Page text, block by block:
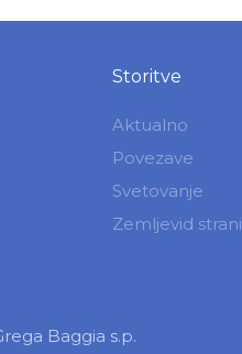
Storitve
Aktualno
Povezave
Svetovanje
Zemljevid strani
Baggia s.p.